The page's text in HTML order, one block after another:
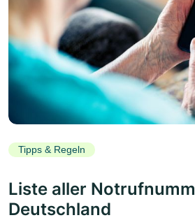
Tipps & Regeln
Liste aller
Deutschland